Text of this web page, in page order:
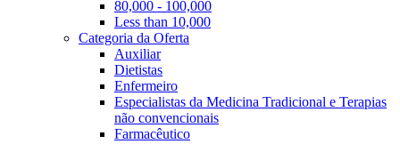
80,000 - 100,000
Less than 10,000
Categoria da Oferta
Auxiliar
Dietistas
Enfermeiro
Especialistas da Medicina Tradicional e Terapias
não convencionais
Farmacêutico